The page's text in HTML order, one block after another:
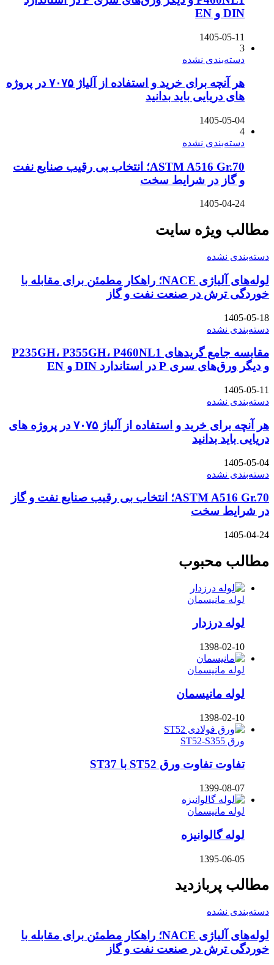
DIN و EN
1405-05-11
3
دسته‌بندی نشده
هر آنچه برای خرید و استفاده از آلیاژ ۷۰۷۵ در پروژه
های دریایی باید بدانید
1405-05-04
4
دسته‌بندی نشده
ASTM A516 Gr.70؛ انتخاب بی رقیب صنایع نفت
و گاز در شرایط سخت
1405-04-24
مطالب ویژه سایت
دسته‌بندی نشده
لوله‌های آلیاژی NACE؛ راهکار مطمئن برای مقابله با
خوردگی ترش در صنعت نفت و گاز
1405-05-18
دسته‌بندی نشده
مقایسه جامع گریدهای P235GH، P355GH، P460NL1
و دیگر ورق‌های سری P در استاندارد DIN و EN
1405-05-11
دسته‌بندی نشده
هر آنچه برای خرید و استفاده از آلیاژ ۷۰۷۵ در پروژه های
دریایی باید بدانید
1405-05-04
دسته‌بندی نشده
ASTM A516 Gr.70؛ انتخاب بی رقیب صنایع نفت و گاز
در شرایط سخت
1405-04-24
مطالب محبوب
لوله مانیسمان
لوله درزدار
1398-02-10
لوله مانیسمان
لوله مانیسمان
1398-02-10
ورق ST52-S355
تفاوت تفاوت ورق ST52 با ST37
1399-08-07
لوله مانیسمان
لوله گالوانیزه
1395-06-05
مطالب پربازدید
دسته‌بندی نشده
لوله‌های آلیاژی NACE؛ راهکار مطمئن برای مقابله با
خوردگی ترش در صنعت نفت و گاز